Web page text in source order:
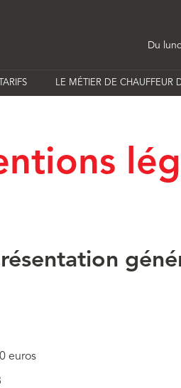
Du
LE MÉTIER DE CHAUFFEUR
euros